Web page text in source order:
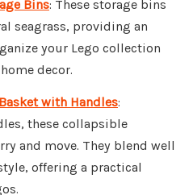
Bins: These storage bins
seagrass, providing an
your Lego collection
decor.
with Handles:
these collapsible
and move. They blend well
offering a practical